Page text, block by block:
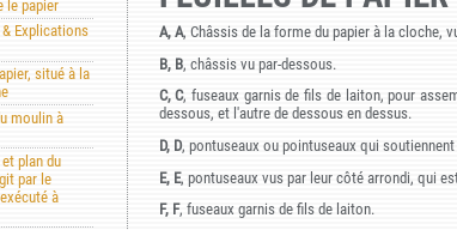
le papier
Explications
situé à la
moulin à
plan du
par le
à
A, A, Châssis de la forme du papier à la cloche,
B, B, châssis vu par-dessous.
C, C, fuseaux garnis de fils de laiton, pour
dessous, et l'autre de dessous en dessus.
D, D, pontuseaux ou pointuseaux qui
E, E, pontuseaux vus par leur côté arrondi, qui
F, F, fuseaux garnis de fils de laiton.